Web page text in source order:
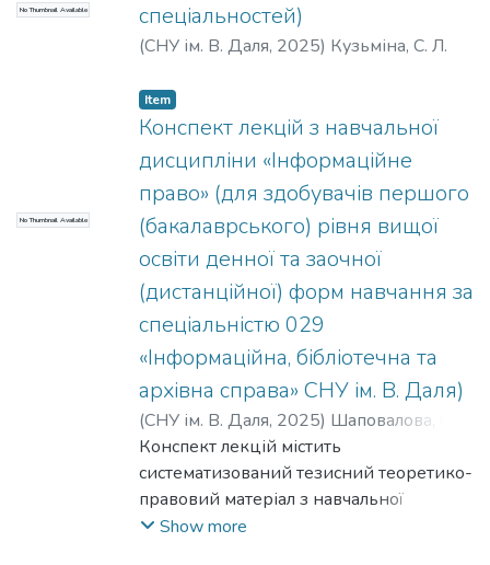
No Thumbnail Available
спеціальностей)
(СНУ ім. В. Даля, 2025) Кузьміна, С. Л.
No Thumbnail Available
Item
Конспект лекцій з навчальної
дисципліни «Інформаційне
право» (для здобувачів першого
(бакалаврського) рівня вищої
освіти денної та заочної
(дистанційної) форм навчання за
спеціальністю 029
«Інформаційна, бібліотечна та
архівна справа» СНУ ім. В. Даля)
(СНУ ім. В. Даля, 2025) Шаповалова, О.
В.;Загоруй, І. С.
Конспект лекцій містить
систематизований тезисний теоретико-
правовий матеріал з навчальної
дисципліни «Інформаційне право». У
Show more